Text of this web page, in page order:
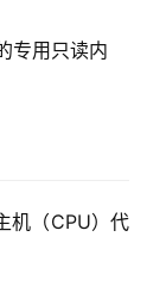
专用只读内
机（CPU）代